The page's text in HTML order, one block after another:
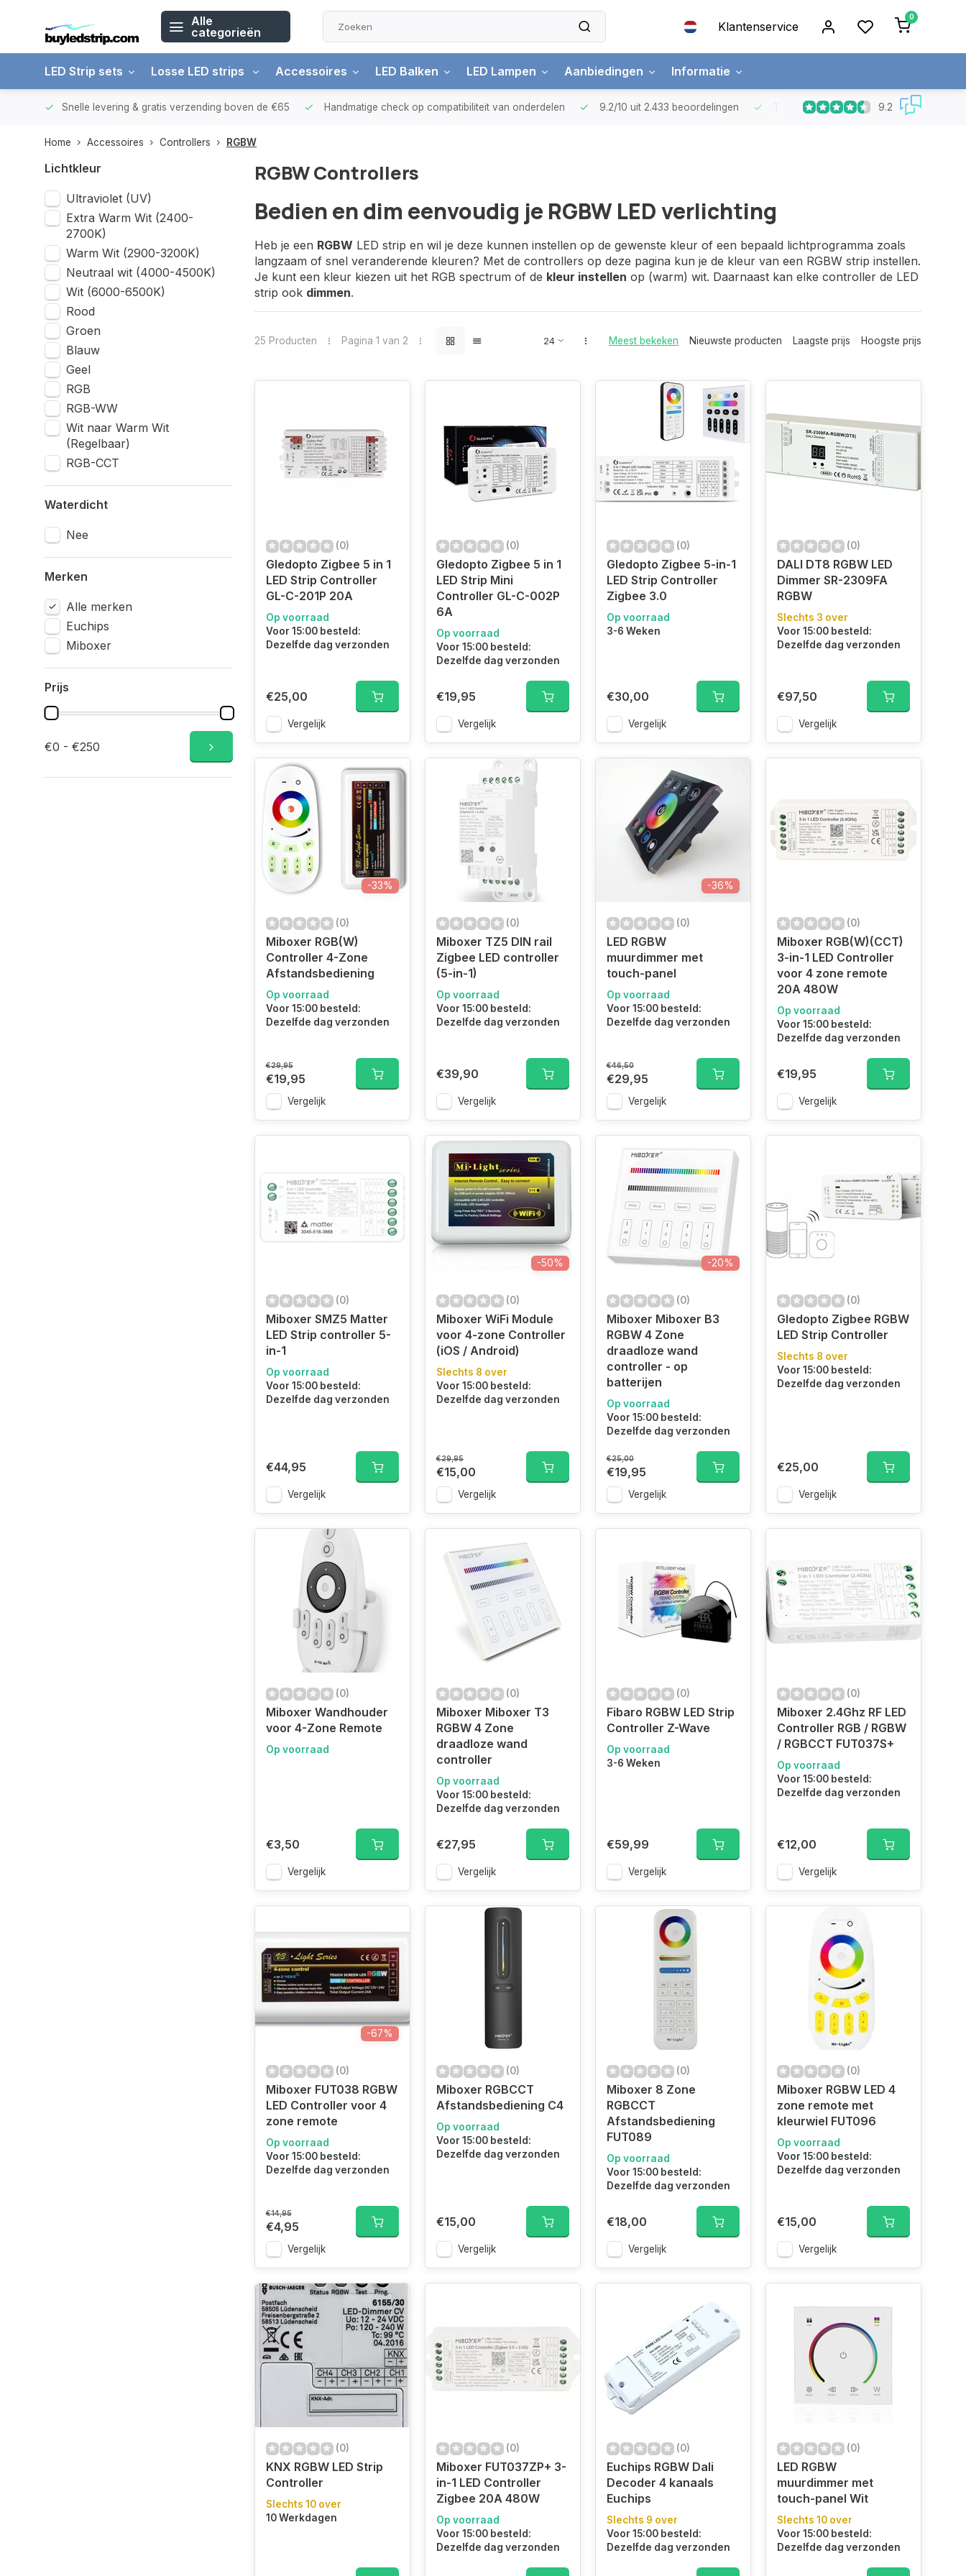
Alle
categorieën
Klantenservice
0
LED Strip sets Losse LED strips Accessoires LED Balken LED Lampen Aanbiedingen Informatie
Snelle levering & gratis verzending boven de €65 Handmatige check op compatibiliteit van onderdelen 9.2/10 uit 2.433 beoordelingen Top kwaliteit LED stripsmet 5 jaar
9.2
Home Accessoires Controllers RGBW
Lichtkleur
Ultraviolet (UV)
Extra Warm Wit (2400-
2700K)
Warm Wit (2900-3200K)
Neutraal wit (4000-4500K)
Wit (6000-6500K)
Rood
Groen
Blauw
Geel
RGB
RGB-WW
Wit naar Warm Wit
(Regelbaar)
RGB-CCT
Waterdicht
Nee
Merken
Alle merken
Euchips
Miboxer
Prijs
€0 - €250
RGBW Controllers
Bedien en dim eenvoudig je RGBW LED verlichting
Heb je een RGBW LED strip en wil je deze kunnen instellen op de gewenste kleur of een bepaald lichtprogramma zoals
langzaam of snel veranderende kleuren? Met de controllers op deze pagina kun je de kleur van een RGBW strip instellen.
Je kunt een kleur kiezen uit het RGB spectrum of de kleur instellen op (warm) wit. Daarnaast kan elke controller de LED
strip ook dimmen.
25 Producten Pagina 1 van 2 Meest bekeken Nieuwste producten Laagste prijs Hoogste prijs
(0)
Gledopto Zigbee 5 in 1
LED Strip Controller
GL-C-201P 20A
Op voorraad
Voor 15:00 besteld:
Dezelfde dag verzonden
€25,00
Vergelijk
(0)
Gledopto Zigbee 5 in 1
LED Strip Mini
Controller GL-C-002P
6A
Op voorraad
Voor 15:00 besteld:
Dezelfde dag verzonden
€19,95
Vergelijk
(0)
Gledopto Zigbee 5-in-1
LED Strip Controller
Zigbee 3.0
Op voorraad
3-6 Weken
€30,00
Vergelijk
(0)
DALI DT8 RGBW LED
Dimmer SR-2309FA
RGBW
Slechts 3 over
Voor 15:00 besteld:
Dezelfde dag verzonden
€97,50
Vergelijk
-33%
(0)
Miboxer RGB(W)
Controller 4-Zone
Afstandsbediening
Op voorraad
Voor 15:00 besteld:
Dezelfde dag verzonden
€29,95
€19,95
Vergelijk
(0)
Miboxer TZ5 DIN rail
Zigbee LED controller
(5-in-1)
Op voorraad
Voor 15:00 besteld:
Dezelfde dag verzonden
€39,90
Vergelijk
-36%
(0)
LED RGBW
muurdimmer met
touch-panel
Op voorraad
Voor 15:00 besteld:
Dezelfde dag verzonden
€46,50
€29,95
Vergelijk
(0)
Miboxer RGB(W)(CCT)
3-in-1 LED Controller
voor 4 zone remote
20A 480W
Op voorraad
Voor 15:00 besteld:
Dezelfde dag verzonden
€19,95
Vergelijk
(0)
Miboxer SMZ5 Matter
LED Strip controller 5-
in-1
Op voorraad
Voor 15:00 besteld:
Dezelfde dag verzonden
€44,95
Vergelijk
-50%
(0)
Miboxer WiFi Module
voor 4-zone Controller
(iOS / Android)
Slechts 8 over
Voor 15:00 besteld:
Dezelfde dag verzonden
€29,95
€15,00
Vergelijk
-20%
(0)
Miboxer Miboxer B3
RGBW 4 Zone
draadloze wand
controller - op
batterijen
Op voorraad
Voor 15:00 besteld:
Dezelfde dag verzonden
€25,00
€19,95
Vergelijk
(0)
Gledopto Zigbee RGBW
LED Strip Controller
Slechts 8 over
Voor 15:00 besteld:
Dezelfde dag verzonden
€25,00
Vergelijk
(0)
Miboxer Wandhouder
voor 4-Zone Remote
Op voorraad
€3,50
Vergelijk
(0)
Miboxer Miboxer T3
RGBW 4 Zone
draadloze wand
controller
Op voorraad
Voor 15:00 besteld:
Dezelfde dag verzonden
€27,95
Vergelijk
(0)
Fibaro RGBW LED Strip
Controller Z-Wave
Op voorraad
3-6 Weken
€59,99
Vergelijk
(0)
Miboxer 2.4Ghz RF LED
Controller RGB / RGBW
/ RGBCCT FUT037S+
Op voorraad
Voor 15:00 besteld:
Dezelfde dag verzonden
€12,00
Vergelijk
-67%
(0)
Miboxer FUT038 RGBW
LED Controller voor 4
zone remote
Op voorraad
Voor 15:00 besteld:
Dezelfde dag verzonden
€14,95
€4,95
Vergelijk
(0)
Miboxer RGBCCT
Afstandsbediening C4
Op voorraad
Voor 15:00 besteld:
Dezelfde dag verzonden
€15,00
Vergelijk
(0)
Miboxer 8 Zone
RGBCCT
Afstandsbediening
FUT089
Op voorraad
Voor 15:00 besteld:
Dezelfde dag verzonden
€18,00
Vergelijk
(0)
Miboxer RGBW LED 4
zone remote met
kleurwiel FUT096
Op voorraad
Voor 15:00 besteld:
Dezelfde dag verzonden
€15,00
Vergelijk
(0)
KNX RGBW LED Strip
Controller
Slechts 10 over
10 Werkdagen
(0)
Miboxer FUT037ZP+ 3-
in-1 LED Controller
Zigbee 20A 480W
Op voorraad
Voor 15:00 besteld:
Dezelfde dag verzonden
(0)
Euchips RGBW Dali
Decoder 4 kanaals
Euchips
Slechts 9 over
Voor 15:00 besteld:
Dezelfde dag verzonden
(0)
LED RGBW
muurdimmer met
touch-panel Wit
Slechts 10 over
Voor 15:00 besteld:
Dezelfde dag verzonden